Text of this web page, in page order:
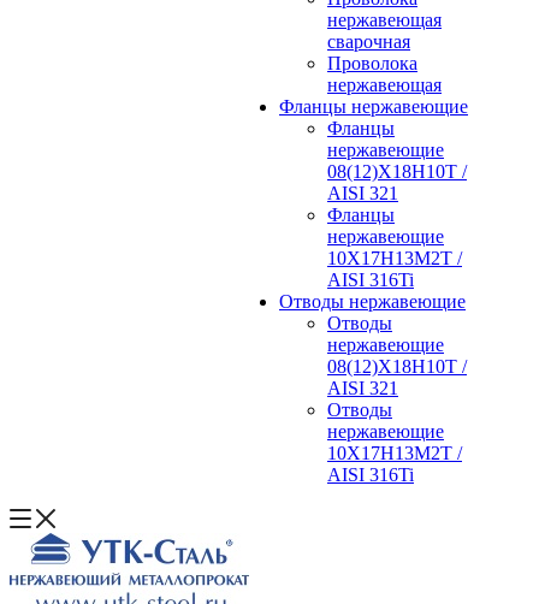
нержавеющая
сварочная
Проволока
нержавеющая
Фланцы нержавеющие
Фланцы
нержавеющие
08(12)Х18Н10Т /
AISI 321
Фланцы
нержавеющие
10Х17Н13М2Т /
AISI 316Ti
Отводы нержавеющие
Отводы
нержавеющие
08(12)Х18Н10Т /
AISI 321
Отводы
нержавеющие
10Х17Н13М2Т /
AISI 316Ti